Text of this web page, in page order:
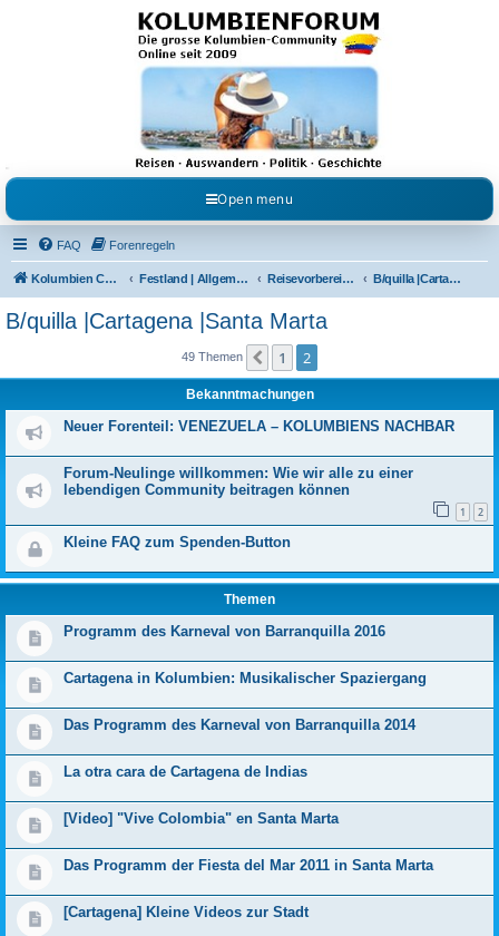
Kolumbienforum - Das
grosse Forum der
Freunde Kolumbiens
Reisen, Auswandern, Kultur, Politik, Geschichte und Visum in Kolumbien und Venezuela.
Austausch, Erfahrungen und Gemeinschaft im Kolumbienforum
Open menu
FAQ Forenregeln
Kolumbien Community Festland | Allgemeine Fragen Reisevorbereitungen & Reiseerfahrungen B/quilla |Cartagena |Santa Marta
B/quilla |Cartagena |Santa Marta
49 Themen Vorherige
1 2
Bekanntmachungen
Neuer Forenteil: VENEZUELA – KOLUMBIENS NACHBAR
Forum-Neulinge willkommen: Wie wir alle zu einer
lebendigen Community beitragen können
1 2
Kleine FAQ zum Spenden-Button
Themen
Programm des Karneval von Barranquilla 2016
Cartagena in Kolumbien: Musikalischer Spaziergang
Das Programm des Karneval von Barranquilla 2014
La otra cara de Cartagena de Indias
[Video] "Vive Colombia" en Santa Marta
Das Programm der Fiesta del Mar 2011 in Santa Marta
[Cartagena] Kleine Videos zur Stadt